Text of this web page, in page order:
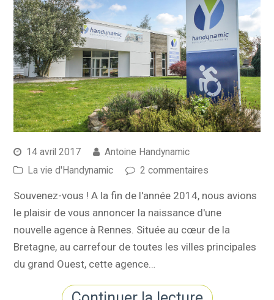
14 avril 2017
Antoine Handynamic
La vie d'Handynamic
2 commentaires
Souvenez-vous ! A la fin de l'année 2014, nous avions
le plaisir de vous annoncer la naissance d'une
nouvelle agence à Rennes. Située au cœur de la
Bretagne, au carrefour de toutes les villes principales
du grand Ouest, cette agence…